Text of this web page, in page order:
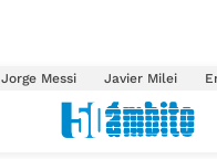
Jorge Messi Javier Milei